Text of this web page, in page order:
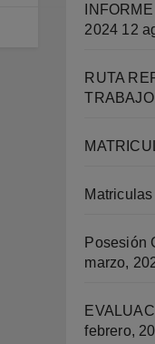
2024 12
RUTA
TRABAJO
Posesión
marzo,
febrero,